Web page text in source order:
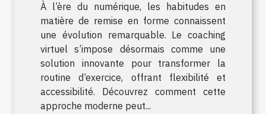
À l’ère du numérique, les habitudes en
matière de remise en forme connaissent
une évolution remarquable. Le coaching
virtuel s’impose désormais comme une
solution innovante pour transformer la
routine d’exercice, offrant flexibilité et
accessibilité. Découvrez comment cette
approche moderne peut...